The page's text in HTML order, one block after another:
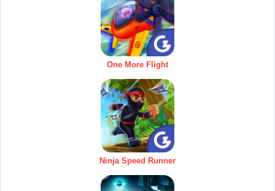
One More Flight
Ninja Speed Runner